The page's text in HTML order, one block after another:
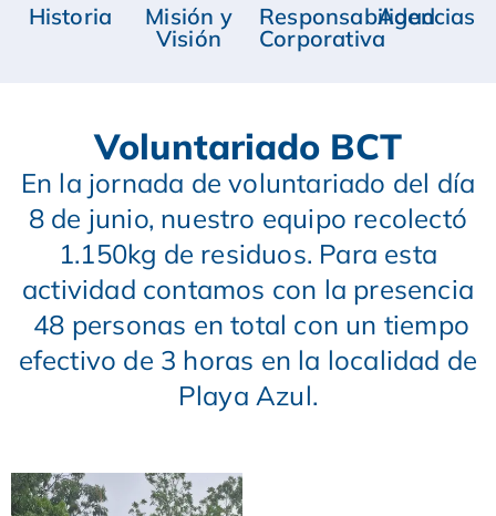
Historia
Misión y
Visión
Responsabilidad
Corporativa
Agencias
Voluntariado BCT
En la jornada de voluntariado del día
8 de junio, nuestro equipo recolectó
1.150kg de residuos. Para esta
actividad contamos con la presencia
48 personas en total con un tiempo
efectivo de 3 horas en la localidad de
Playa Azul.